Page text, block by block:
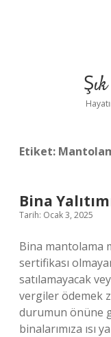
Etiket:
Bina
Tarih: Ocak 3, 2025
Bina mantolama
sertifikası
satılamayacak
vergiler ödemek
durumun önüne
binalarımıza ısı